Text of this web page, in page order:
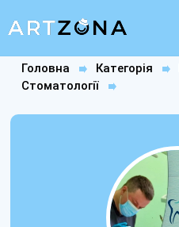
Головна Категорія
Стоматології